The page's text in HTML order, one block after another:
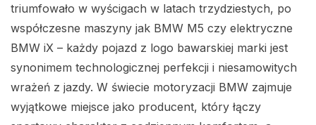
triumfowało w wyścigach w latach trzydziestych, po
współczesne maszyny jak BMW M5 czy elektryczne
BMW iX – każdy pojazd z logo bawarskiej marki jest
synonimem technologicznej perfekcji i niesamowitych
wrażeń z jazdy. W świecie motoryzacji BMW zajmuje
wyjątkowe miejsce jako producent, który łączy